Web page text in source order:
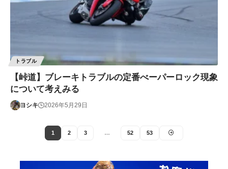
トラブル
【峠道】ブレーキトラブルの定番べーパーロック現象
について考えみる
ヨシキ 2026年5月29日
1 2 3 … 52 53